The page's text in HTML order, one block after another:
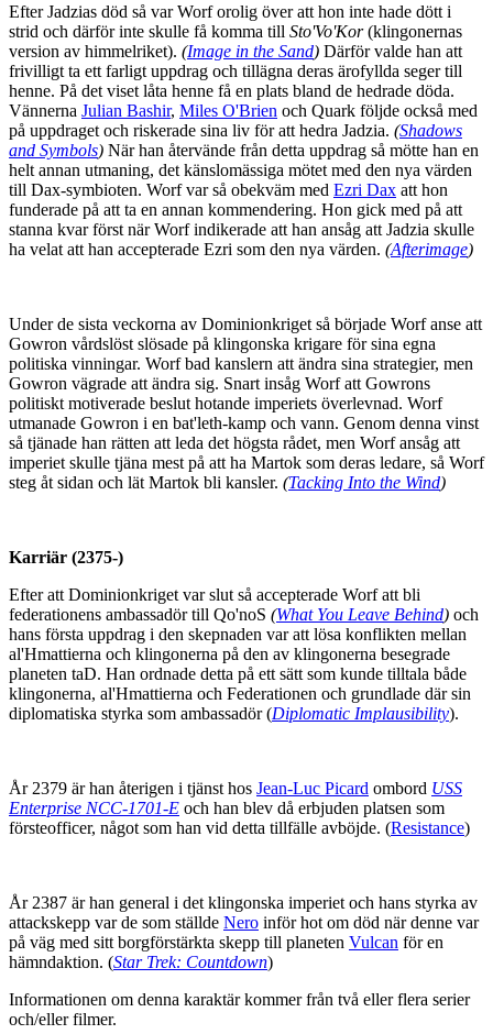
Efter Jadzias död så var Worf orolig över att hon inte hade dött i
strid och därför inte skulle få komma till Sto'Vo'Kor(klingonernas
version av himmelriket). (Image in the Sand) Därför valde han att
frivilligt ta ett farligt uppdrag och tillägna deras ärofyllda seger till
henne. På det viset låta henne få en plats bland de hedrade döda.
Vännerna Julian Bashir, Miles O'Brien och Quark följde också med
på uppdraget och riskerade sina liv för att hedra Jadzia. (Shadows
and Symbols) När han återvände från detta uppdrag så mötte han en
helt annan utmaning, det känslomässiga mötet med den nya värden
till Dax-symbioten. Worf var så obekväm med Ezri Dax att hon
funderade på att ta en annan kommendering. Hon gick med på att
stanna kvar först när Worf indikerade att han ansåg att Jadzia skulle
ha velat att han accepterade Ezri som den nya värden. (Afterimage)
Under de sista veckorna av Dominionkriget så började Worf anse att
Gowron vårdslöst slösade på klingonska krigare för sina egna
politiska vinningar. Worf bad kanslern att ändra sina strategier, men
Gowron vägrade att ändra sig. Snart insåg Worf att Gowrons
politiskt motiverade beslut hotande imperiets överlevnad. Worf
utmanade Gowron i en bat'leth-kamp och vann. Genom denna vinst
så tjänade han rätten att leda det högsta rådet, men Worf ansåg att
imperiet skulle tjäna mest på att ha Martok som deras ledare, så Worf
steg åt sidan och lät Martok bli kansler. (Tacking Into the Wind)
Karriär (2375-)
Efter att Dominionkriget var slut så accepterade Worf att bli
federationens ambassadör till Qo'noS (What You Leave Behind) och
hans första uppdrag i den skepnaden var att lösa konflikten mellan
al'Hmattierna och klingonerna på den av klingonerna besegrade
planeten taD. Han ordnade detta på ett sätt som kunde tilltala både
klingonerna, al'Hmattierna och Federationen och grundlade där sin
diplomatiska styrka som ambassadör (Diplomatic Implausibility).
År 2379 är han återigen i tjänst hos Jean-Luc Picard ombord USS
Enterprise NCC-1701-E och han blev då erbjuden platsen som
försteofficer, något som han vid detta tillfälle avböjde. (Resistance)
År 2387 är han general i det klingonska imperiet och hans styrka av
attackskepp var de som ställde Nero inför hot om död när denne var
på väg med sitt borgförstärkta skepp till planeten Vulcan för en
hämndaktion. (Star Trek: Countdown)
Informationen om denna karaktär kommer från två eller flera serier
och/eller filmer.